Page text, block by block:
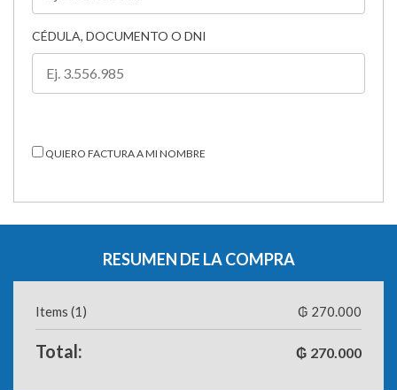
CÉDULA, DOCUMENTO O DNI
QUIERO FACTURA A MI NOMBRE
RESUMEN DE LA COMPRA
Items (1) ₲ 270.000
Total: ₲ 270.000